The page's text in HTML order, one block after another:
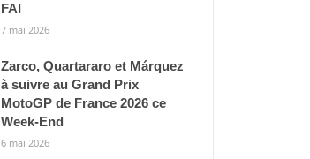
FAI
7 mai 2026
Zarco, Quartararo et Márquez
à suivre au Grand Prix
MotoGP de France 2026 ce
Week-End
6 mai 2026